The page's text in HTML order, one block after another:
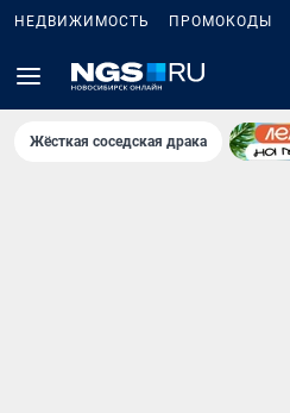
НЕДВИЖИМОСТЬ ПРОМОКОДЫ
Жёсткая соседская драка